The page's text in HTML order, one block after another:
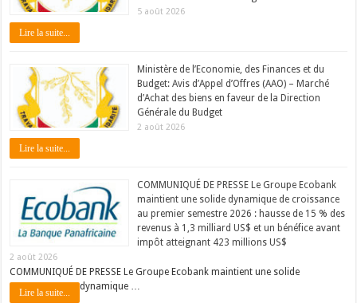
5 août 2026
Lire la suite...
Ministère de l’Economie, des Finances et du
Budget: Avis d’Appel d’Offres (AAO) – Marché
d’Achat des biens en faveur de la Direction
Générale du Budget
2 août 2026
Lire la suite...
COMMUNIQUÉ DE PRESSE Le Groupe Ecobank
maintient une solide dynamique de croissance
au premier semestre 2026 : hausse de 15 % des
revenus à 1,3 milliard US$ et un bénéfice avant
impôt atteignant 423 millions US$
2 août 2026
COMMUNIQUÉ DE PRESSE Le Groupe Ecobank maintient une solide
dynamique …
Lire la suite...